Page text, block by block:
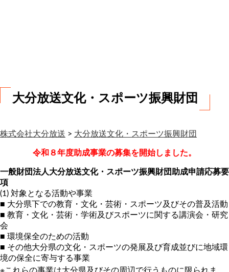
大分放送文化・スポーツ振興財団
株式会社大分放送 > 大分放送文化・スポーツ振興財団
令和８年度助成事業の募集を開始しました。
一般財団法人大分放送文化・スポーツ振興財団助成申請応募要
項
(1) 対象となる活動や事業
■ 大分県下での教育・文化・芸術・スポーツ及びその普及活動
■ 教育・文化・芸術・学術及びスポーツに関する講演会・研究
会
■ 環境保全のための活動
■ その他大分県の文化・スポーツの発展及び育成並びに地域環
境の保全に寄与する事業